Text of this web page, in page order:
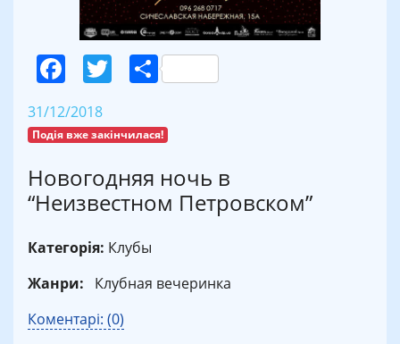
Facebook
Twitter
Поділитися
31/12/2018
Подія вже закінчилася!
Новогодняя ночь в
“Неизвестном Петровском”
Категорія: Клубы
Жанри:
Клубная вечеринка
Коментарі: (0)